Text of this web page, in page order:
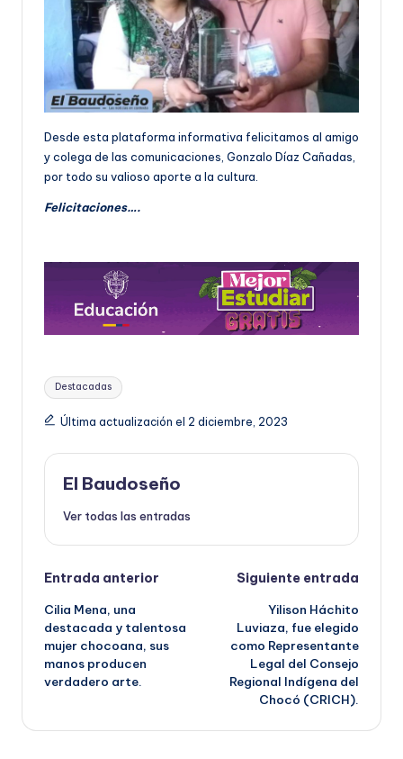
Desde esta plataforma informativa felicitamos al amigo
y colega de las comunicaciones, Gonzalo Díaz Cañadas,
por todo su valioso aporte a la cultura.
Felicitaciones….
Etiquetas:
Destacadas
Última actualización el 2 diciembre, 2023
El Baudoseño
Ver todas las entradas
Navegación
de
entradas
Entrada anterior
Cilia Mena, una
destacada y talentosa
mujer chocoana, sus
manos producen
verdadero arte.
Siguiente entrada
Yilison Háchito
Luviaza, fue elegido
como Representante
Legal del Consejo
Regional Indígena del
Chocó (CRICH).